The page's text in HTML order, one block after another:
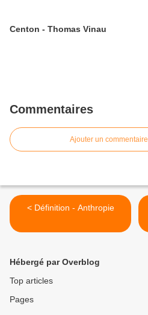
Centon - Thomas Vinau
Commentaires
Ajouter un commentaire
< Définition - Anthropie
Hébergé par Overblog
Top articles
Pages